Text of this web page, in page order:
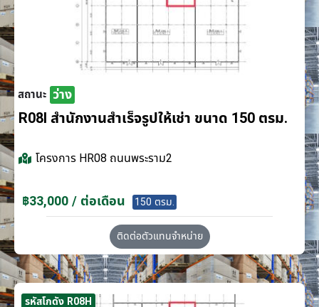
สถานะ ว่าง
R08I สำนักงานสำเร็จรูปให้เช่า ขนาด 150 ตรม.
โครงการ HR08 ถนนพระราม2
฿33,000 / ต่อเดือน 150 ตรม.
ติดต่อตัวแทนจำหน่าย
รหัสโกดัง R08H